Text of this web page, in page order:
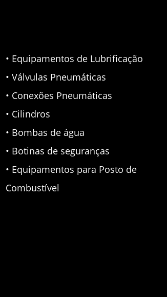
• Equipamentos de Lubrificação
• Válvulas Pneumáticas
• Conexões Pneumáticas
• Cilindros
• Bombas de água
• Botinas de seguranças
• Equipamentos para Posto de
Combustível